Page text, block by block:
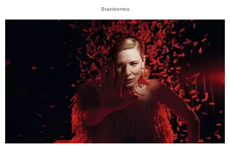
Brainberries